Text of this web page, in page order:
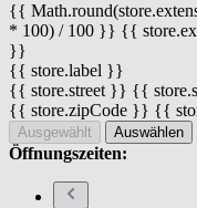
{{
* 100) / 100 }} {{
}}
{{ store.label }}
{{ store.street }} {{
{{ store.zipCode }} {{
Ausgewählt Auswählen
Öffnungszeiten: